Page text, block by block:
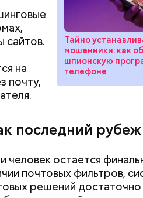
Тайно
мошенники: как
шпионскую
телефоне
сайтов.
на
почту,
последний рубеж
человек остается
почтовых фильтров,
решений